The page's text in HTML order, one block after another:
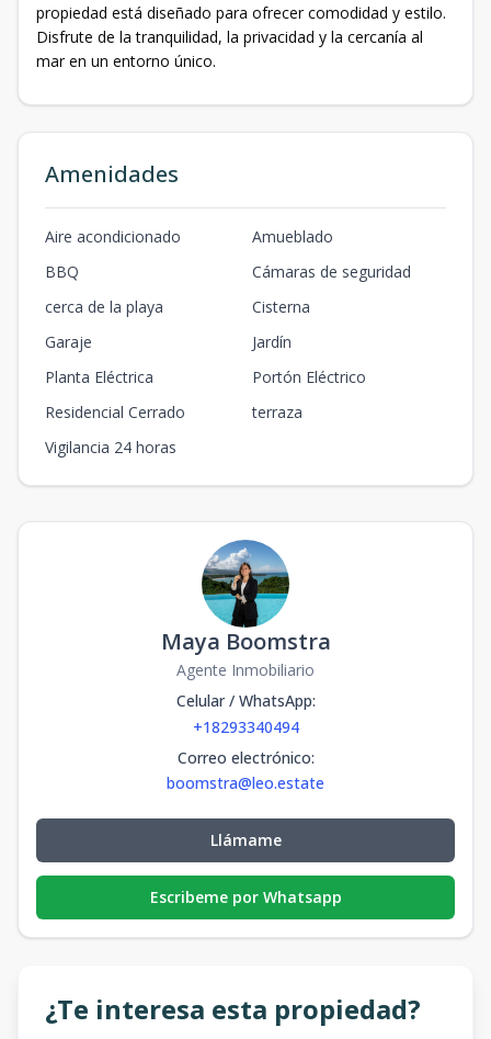
propiedad está diseñado para ofrecer comodidad y estilo.
Disfrute de la tranquilidad, la privacidad y la cercanía al
mar en un entorno único.
Amenidades
Aire acondicionado
Amueblado
BBQ
Cámaras de seguridad
cerca de la playa
Cisterna
Garaje
Jardín
Planta Eléctrica
Portón Eléctrico
Residencial Cerrado
terraza
Vigilancia 24 horas
Maya Boomstra
Agente Inmobiliario
Celular / WhatsApp:
+18293340494
Correo electrónico:
boomstra@leo.estate
Llámame
Escribeme por Whatsapp
¿Te interesa esta propiedad?